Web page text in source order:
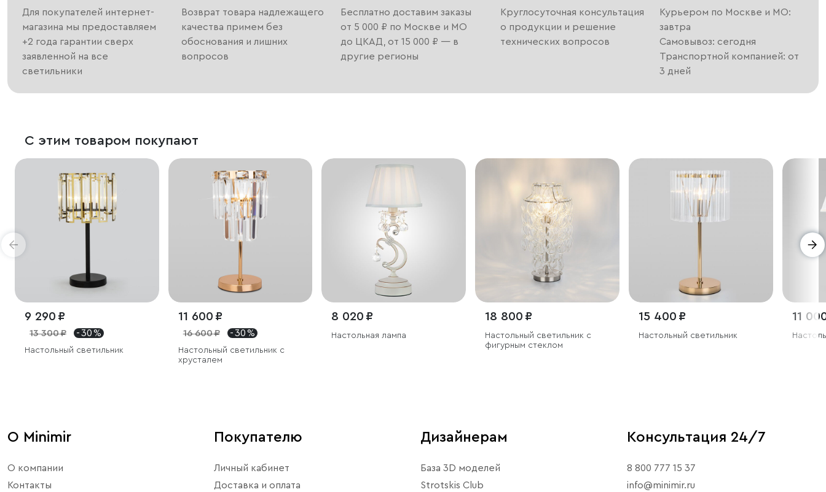
Для покупателей интернет-
магазина мы предоставляем
+2 года гарантии сверх
заявленной на все
светильники
Возврат товара надлежащего
качества примем без
обоснования и лишних
вопросов
Бесплатно доставим заказы
от 5 000 ₽ по Москве и МО
до ЦКАД, от 15 000 ₽ — в
другие регионы
Круглосуточная консультация
о продукции и решение
технических вопросов
Курьером по Москве и МО:
завтра
Самовывоз: сегодня
Транспортной компанией: от
3 дней
С этим товаром покупают
9 290 ₽
13 300 ₽ - 30 %
Настольный светильник
11 600 ₽
16 600 ₽ - 30 %
Настольный светильник с
хрусталем
8 020 ₽
Настольная лампа
18 800 ₽
Настольный светильник с
фигурным стеклом
15 400 ₽
Настольный светильник
11
О Minimir
О компании
Контакты
Покупателю
Личный кабинет
Доставка и оплата
Дизайнерам
База 3D моделей
Strotskis Club
Консультация 24/7
8 800 777 15 37
info@minimir.ru